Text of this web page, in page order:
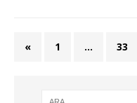
« 1 … 33